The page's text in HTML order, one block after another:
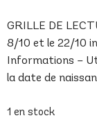
GRILLE DE
8/10 et le 22/10
Informations –
la date de
1 en stock